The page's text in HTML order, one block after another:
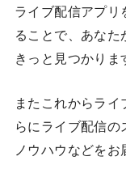
ライブ配信アプリ
ることで、あな
きっと見つかりま
またこれからラ
らにライブ配信
ノウハウなどをお